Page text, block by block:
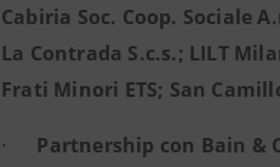
Cabiria Soc. Coop. Sociale
La Contrada S.c.s.; LILT
Frati Minori ETS; San
· Partnership con Bain &